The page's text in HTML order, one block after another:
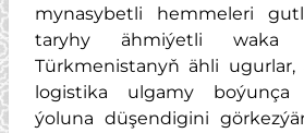
mynasybetli hemmeleri
taryhy ähmiýetli waka
Türkmenistanyň ähli ugurlar,
logistika ulgamy boýunça
ýoluna düşendigini